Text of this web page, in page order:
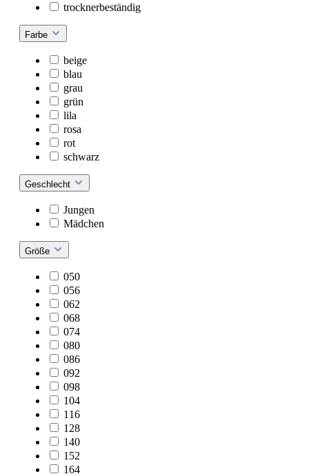
trocknerbeständig
Farbe
beige
blau
grau
grün
lila
rosa
rot
schwarz
Geschlecht
Jungen
Mädchen
Größe
050
056
062
068
074
080
086
092
098
104
116
128
140
152
164